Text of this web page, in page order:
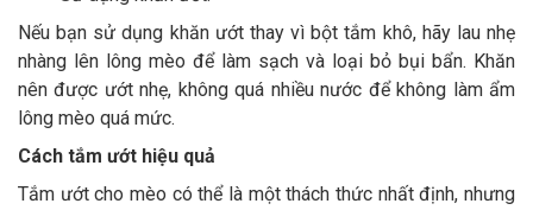
Nếu bạn sử dụng khăn ướt thay vì bột tắm khô, hãy lau nhẹ
nhàng lên lông mèo để làm sạch và loại bỏ bụi bẩn. Khăn
nên được ướt nhẹ, không quá nhiều nước để không làm ẩm
lông mèo quá mức.
Cách tắm ướt hiệu quả
Tắm ướt cho mèo có thể là một thách thức nhất định, nhưng